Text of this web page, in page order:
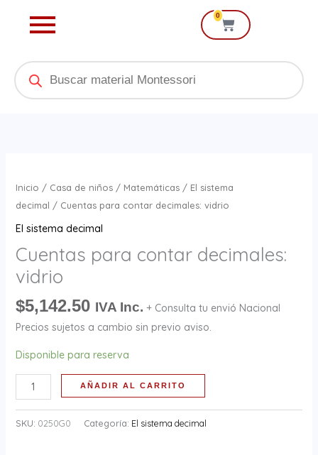
0
Cart
Products
search
Inicio / Casa de niños/ Matemáticas/ El sistema
decimal / Cuentas para contar decimales: vidrio
El sistema decimal
Cuentas para contar decimales:
vidrio
$5,142.50 IVA Inc. + Consulta tu envió Nacional
Precios sujetos a cambio sin previo aviso.
Disponible para reserva
para
contar
cantidad
AÑADIR AL CARRITO
SKU: 0250G0 Categoría: El sistema decimal